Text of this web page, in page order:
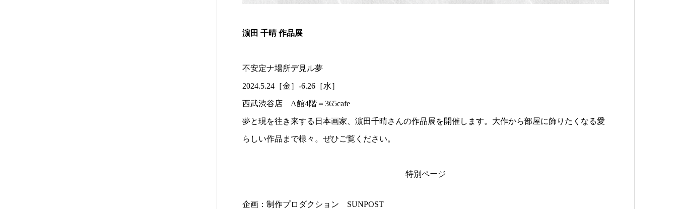
濵田 千晴 作品展
不安定ナ場所デ見ル夢
2024.5.24［金］-6.26［水］
西武渋谷店 A館4階＝365cafe
夢と現を往き来する日本画家、 濵田千晴さんの作品展を開催します。大作から部屋に飾りたくなる愛
らしい作品まで様々。ぜひご覧ください。
特別ページ
企画：制作プロダクション SUNPOST